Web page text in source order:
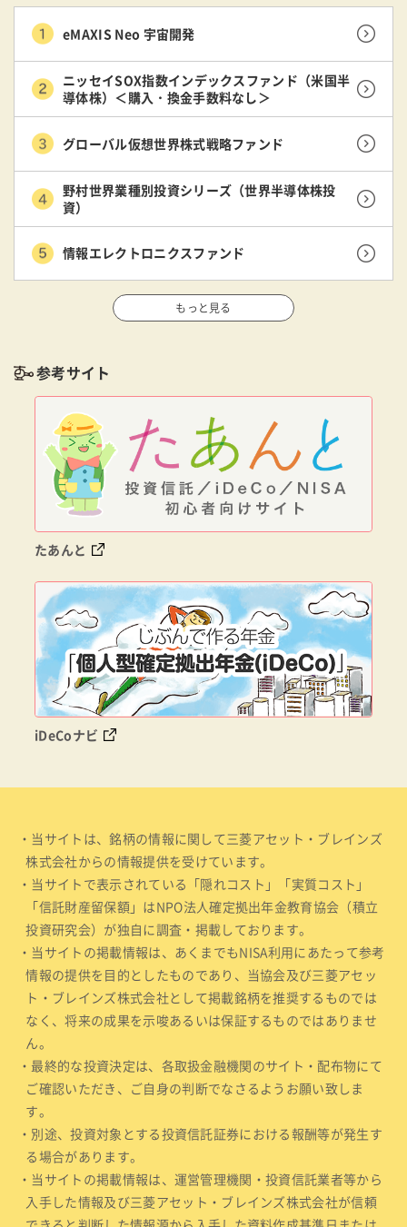
eMAXIS Neo 宇宙開発
ニッセイSOX指数インデックスファンド（米国半
導体株）＜購入・換金手数料なし＞
グローバル仮想世界株式戦略ファンド
野村世界業種別投資シリーズ（世界半導体株投
資）
情報エレクトロニクスファンド
もっと見る
参考サイト
たあんと
iDeCoナビ
・当サイトは、銘柄の情報に関して三菱アセット・ブレインズ
株式会社からの情報提供を受けています。
・当サイトで表示されている「隠れコスト」「実質コスト」
「信託財産留保額」はNPO法人確定拠出年金教育協会（積立
投資研究会）が独自に調査・掲載しております。
・当サイトの掲載情報は、あくまでもNISA利用にあたって参考
情報の提供を目的としたものであり、当協会及び三菱アセッ
ト・ブレインズ株式会社として掲載銘柄を推奨するものでは
なく、将来の成果を示唆あるいは保証するものではありませ
ん。
・最終的な投資決定は、各取扱金融機関のサイト・配布物にて
ご確認いただき、ご自身の判断でなさるようお願い致しま
す。
・別途、投資対象とする投資信託証券における報酬等が発生す
る場合があります。
・当サイトの掲載情報は、運営管理機関・投資信託業者等から
入手した情報及び三菱アセット・ブレインズ株式会社が信頼